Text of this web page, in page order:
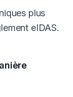
plus
eIDAS.